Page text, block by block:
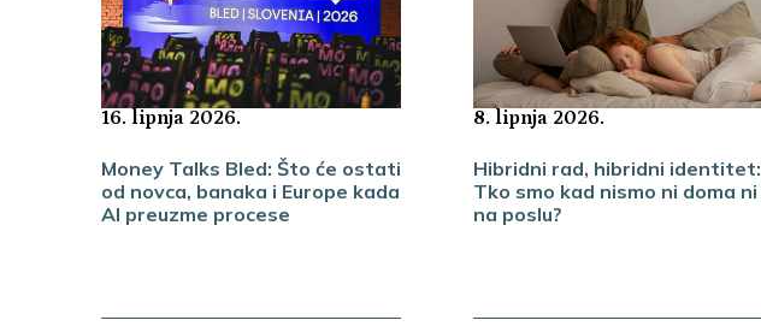
16. lipnja 2026.
Money Talks Bled: Što će ostati
od novca, banaka i Europe kada
AI preuzme procese
8. lipnja 2026.
Hibridni rad, hibridni identitet:
Tko smo kad nismo ni doma ni
na poslu?